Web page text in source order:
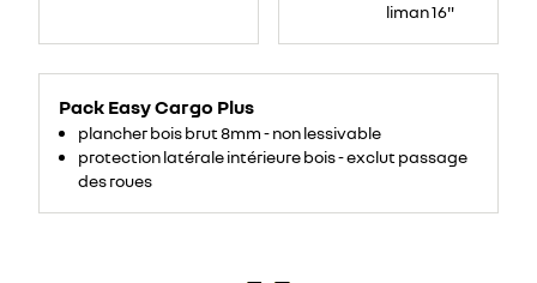
liman 16"
Pack Easy Cargo Plus
plancher bois brut 8mm - non lessivable
protection latérale intérieure bois - exclut passage
des roues